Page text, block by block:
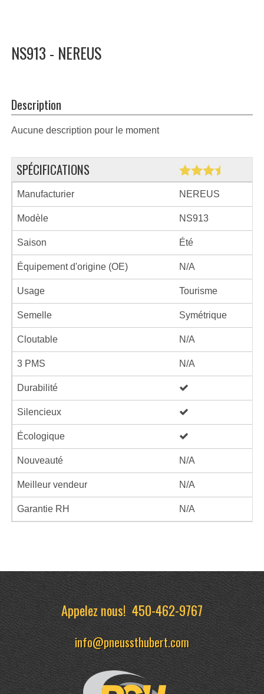
NS913 - NEREUS
Description
Aucune description pour le moment
SPÉCIFICATIONS
Manufacturier NEREUS
Modèle NS913
Saison Été
Équipement d'origine (OE) N/A
Usage Tourisme
Semelle Symétrique
Cloutable N/A
3 PMS N/A
Durabilité
Silencieux
Écologique
Nouveauté N/A
Meilleur vendeur N/A
Garantie RH N/A
Appelez nous!450-462-9767
info@pneussthubert.com